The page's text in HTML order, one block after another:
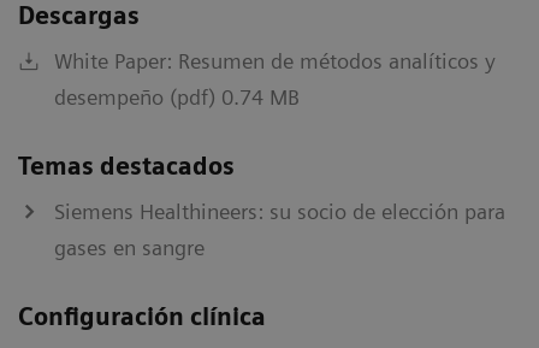
Descargas
White Paper: Resumen de métodos analíticos y
desempeño (pdf) 0.74 MB
Temas destacados
Siemens Healthineers: su socio de elección para
gases en sangre
Configuración clínica